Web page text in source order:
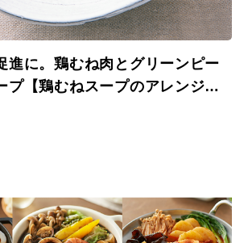
進に。鶏むね肉とグリーンピー
プ【鶏むねスープのアレンジレ